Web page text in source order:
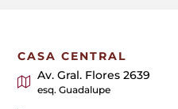
CASA CENTRAL
Av. Gral. Flores 2639
esq. Guadalupe